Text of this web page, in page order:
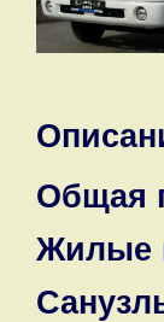
Общая
Жилые